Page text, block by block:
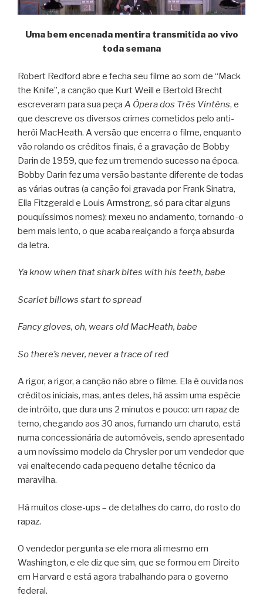
Uma bem encenada mentira transmitida ao vivo
toda semana
Robert Redford abre e fecha seu filme ao som de “Mack
the Knife”, a canção que Kurt Weill e Bertold Brecht
escreveram para sua peça A Ópera dos Três Vinténs, e
que descreve os diversos crimes cometidos pelo anti-
herói MacHeath. A versão que encerra o filme, enquanto
vão rolando os créditos finais, é a gravação de Bobby
Darin de 1959, que fez um tremendo sucesso na época.
Bobby Darin fez uma versão bastante diferente de todas
as várias outras (a canção foi gravada por Frank Sinatra,
Ella Fitzgerald e Louis Armstrong, só para citar alguns
pouquíssimos nomes): mexeu no andamento, tornando-o
bem mais lento, o que acaba realçando a força absurda
da letra.
Ya know when that shark bites with his teeth, babe
Scarlet billows start to spread
Fancy gloves, oh, wears old MacHeath, babe
So there’s never, never a trace of red
A rigor, a rigor, a canção não abre o filme. Ela é ouvida nos
créditos iniciais, mas, antes deles, há assim uma espécie
de intróito, que dura uns 2 minutos e pouco: um rapaz de
terno, chegando aos 30 anos, fumando um charuto, está
numa concessionária de automóveis, sendo apresentado
a um novíssimo modelo da Chrysler por um vendedor que
vai enaltecendo cada pequeno detalhe técnico da
maravilha.
Há muitos close-ups – de detalhes do carro, do rosto do
rapaz.
O vendedor pergunta se ele mora ali mesmo em
Washington, e ele diz que sim, que se formou em Direito
em Harvard e está agora trabalhando para o governo
federal.